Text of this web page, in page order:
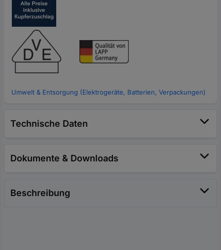
Umwelt & Entsorgung (Elektrogeräte, Batterien, Verpackungen)
Technische Daten
Dokumente & Downloads
Beschreibung